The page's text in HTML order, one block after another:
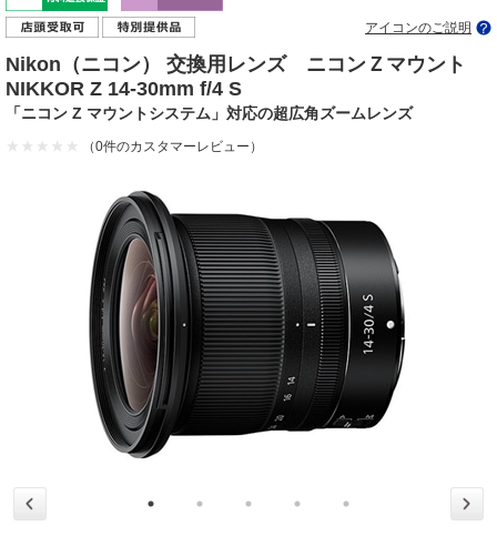
アイコンのご説明
Nikon（ニコン） 交換用レンズ ニコンＺマウント
NIKKOR Z 14-30mm f/4 S
「ニコン Z マウントシステム」対応の超広角ズームレンズ
（0件のカスタマーレビュー）